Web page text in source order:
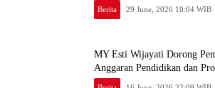
Berita 29 June, 2026 10:04 WIB
MY Esti Wijayati Dorong
Anggaran Pendidikan dan